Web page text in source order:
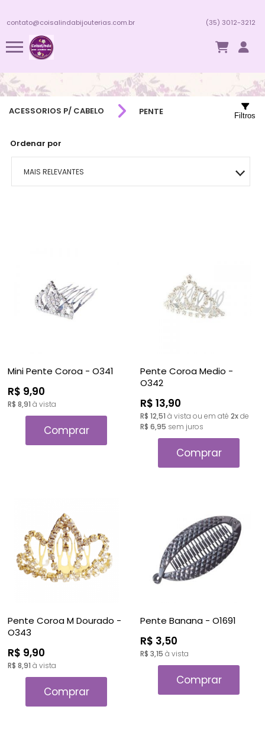
contato@coisalindabijouterias.com.br (35) 3012-3212
ACESSORIOS P/ CABELO PENTE
Ordenar por
MAIS RELEVANTES
A - Z
Filtros
Mini Pente Coroa - O341
R$ 9,90
R$ 8,91 à vista
Comprar
Pente Coroa Medio -
O342
R$ 13,90
R$ 12,51 à vista ou em até 2xde
R$ 6,95 sem juros
Comprar
Pente Coroa M Dourado -
O343
R$ 9,90
R$ 8,91 à vista
Comprar
Pente Banana - O1691
R$ 3,50
R$ 3,15 à vista
Comprar